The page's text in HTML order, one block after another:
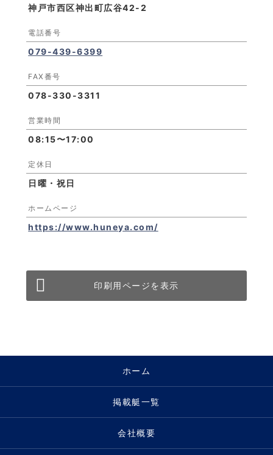
神戸市西区神出町広谷42-2
電話番号
079-439-6399
FAX番号
078-330-3311
営業時間
08:15〜17:00
定休日
日曜・祝日
ホームページ
https://www.huneya.com/
印刷用ページを表示
ホーム
掲載艇一覧
会社概要